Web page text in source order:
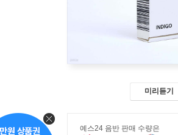
미리듣기
예스24 음반 판매 수량은